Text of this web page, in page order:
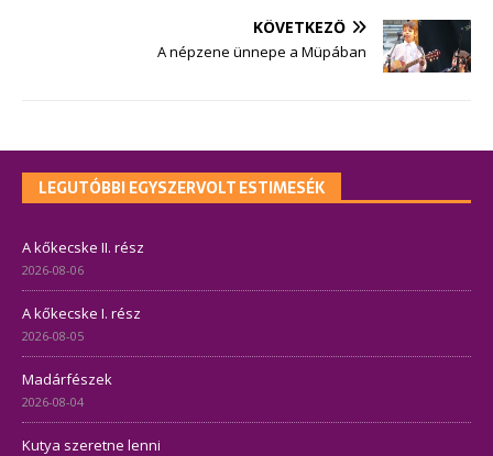
KÖVETKEZŐ
A népzene ünnepe a Müpában
LEGUTÓBBI EGYSZERVOLT ESTIMESÉK
A kőkecske II. rész
2026-08-06
A kőkecske I. rész
2026-08-05
Madárfészek
2026-08-04
Kutya szeretne lenni